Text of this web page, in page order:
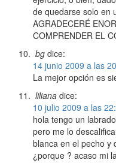
de quedarse solo en
AGRADECERÉ
COMPRENDER EL
bg dice:
14 junio 2009 a las
La mejor opción es
liliana dice:
10 julio 2009 a las
hola tengo un
pero me lo
blanca en el pecho y
¿porque ? acaso mi